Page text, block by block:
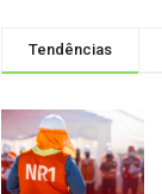
Tendências